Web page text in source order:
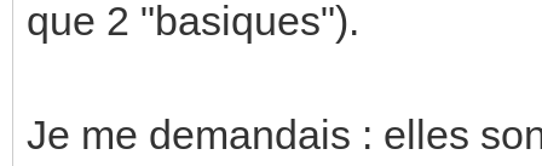
que 2 "basiques").
Je me demandais : elles